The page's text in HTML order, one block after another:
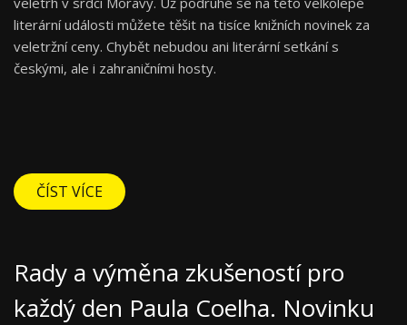
literární události můžete těšit na tisíce knižních novinek za
veletržní ceny. Chybět nebudou ani literární setkání s
českými, ale i zahraničními hosty.
ČÍST VÍCE
Rady a výměna zkušeností pro
každý den Paula Coelha. Novinku